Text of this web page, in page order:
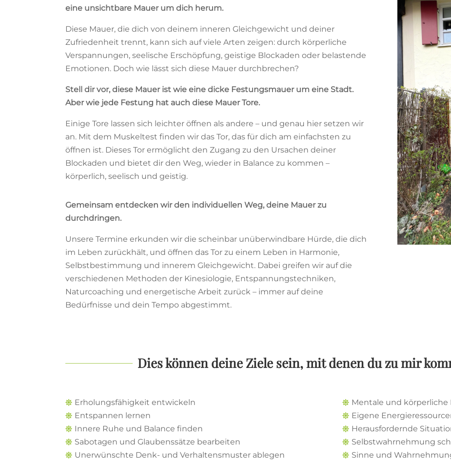
eine unsichtbare Mauer um dich herum.
Diese Mauer, die dich von deinem inneren Gleichgewicht und deiner
Zufriedenheit trennt, kann sich auf viele Arten zeigen: durch körperliche
Verspannungen, seelische Erschöpfung, geistige Blockaden oder belastende
Emotionen. Doch wie lässt sich diese Mauer durchbrechen?
Stell dir vor, diese Mauer ist wie eine dicke Festungsmauer um eine Stadt.
Aber wie jede Festung hat auch diese Mauer Tore.
Einige Tore lassen sich leichter öffnen als andere – und genau hier setzen wir
an. Mit dem Muskeltest finden wir das Tor, das für dich am einfachsten zu
öffnen ist. Dieses Tor ermöglicht den Zugang zu den Ursachen deiner
Blockaden und bietet dir den Weg, wieder in Balance zu kommen –
körperlich, seelisch und geistig.
Gemeinsam entdecken wir den individuellen Weg, deine Mauer zu
durchdringen.
Unsere Termine erkunden wir die scheinbar unüberwindbare Hürde, die dich
im Leben zurückhält, und öffnen das Tor zu einem Leben in Harmonie,
Selbstbestimmung und innerem Gleichgewicht. Dabei greifen wir auf die
verschiedenen Methoden der Kinesiologie, Entspannungstechniken,
Naturcoaching und energetische Arbeit zurück – immer auf deine
Bedürfnisse und dein Tempo abgestimmt.
Dies können deine Ziele sein, mit denen du zu mir
 Erholungsfähigkeit entwickeln
 Entspannen lernen
 Innere Ruhe und Balance finden
 Sabotagen und Glaubenssätze bearbeiten
 Unerwünschte Denk- und Verhaltensmuster ablegen
 Mentale und
 Eigene
 Herausfordernde
 Selbstwahrnehmung
 Sinne und